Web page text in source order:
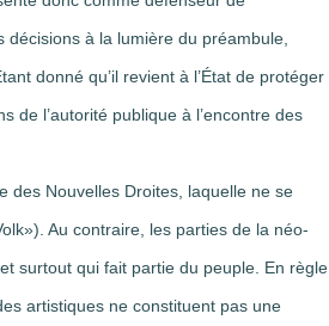
à la lumière du préambule,
donné qu’il revient à l’État de protéger
de l’autorité publique à l’encontre des
Nouvelles Droites, laquelle ne se
Au contraire, les parties de la néo-
surtout qui fait partie du peuple. En règle
artistiques ne constituent pas une